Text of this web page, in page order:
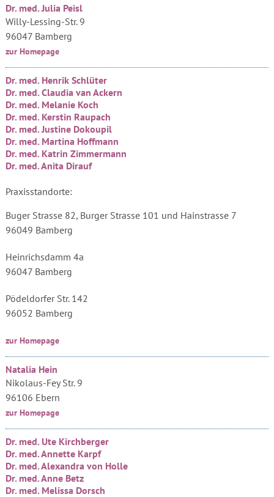
Dr. med. Julia Peisl
Willy-Lessing-Str. 9
96047 Bamberg
zur Homepage
Dr. med. Henrik Schlüter
Dr. med. Claudia van Ackern
Dr. med. Melanie Koch
Dr. med. Kerstin Raupach
Dr. med. Justine Dokoupil
Dr. med. Martina Hoffmann
Dr. med. Katrin Zimmermann
Dr. med. Anita Dirauf
Praxisstandorte:
Buger Strasse 82, Burger Strasse 101 und Hainstrasse 7
96049 Bamberg
Heinrichsdamm 4a
96047 Bamberg
Pödeldorfer Str. 142
96052 Bamberg
zur Homepage
Natalia Hein
Nikolaus-Fey Str. 9
96106 Ebern
zur Homepage
Dr. med. Ute Kirchberger
Dr. med. Annette Karpf
Dr. med. Alexandra von Holle
Dr. med. Anne Betz
Dr. med. Melissa Dorsch